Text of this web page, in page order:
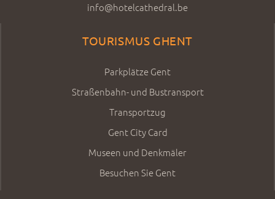
info@hotelcathedral.be
TOURISMUS GHENT
Parkplätze Gent
Straßenbahn- und Bustransport
Transportzug
Gent City Card
Museen und Denkmäler
Besuchen Sie Gent